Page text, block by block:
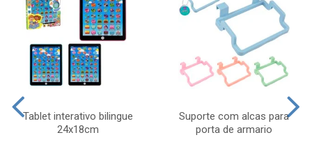
Tablet interativo bilingue
24x18cm
Suporte com alcas para
porta de armario